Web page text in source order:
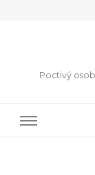
Poctivý